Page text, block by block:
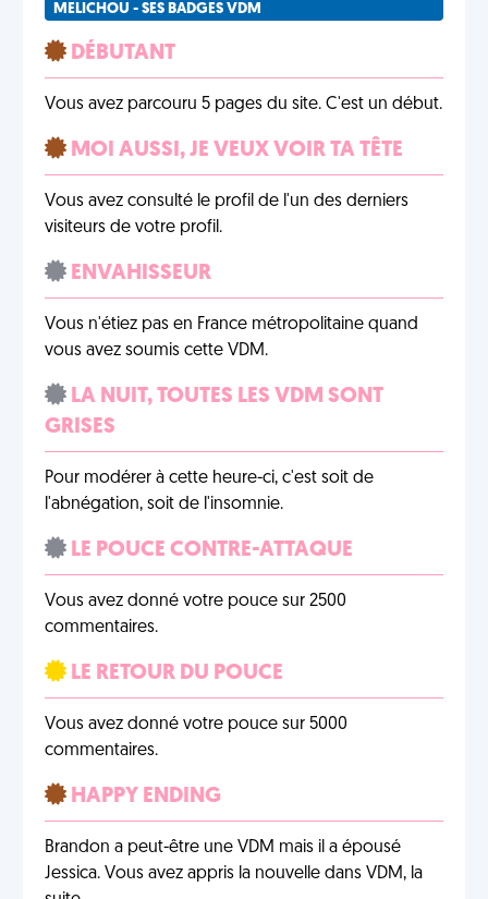
MELICHOU - SES BADGES VDM
DÉBUTANT
Vous avez parcouru 5 pages du site. C'est un début.
MOI AUSSI, JE VEUX VOIR TA TÊTE
Vous avez consulté le profil de l'un des derniers
visiteurs de votre profil.
ENVAHISSEUR
Vous n'étiez pas en France métropolitaine quand
vous avez soumis cette VDM.
LA NUIT, TOUTES LES VDM SONT
GRISES
Pour modérer à cette heure-ci, c'est soit de
l'abnégation, soit de l'insomnie.
LE POUCE CONTRE-ATTAQUE
Vous avez donné votre pouce sur 2500
commentaires.
LE RETOUR DU POUCE
Vous avez donné votre pouce sur 5000
commentaires.
HAPPY ENDING
Brandon a peut-être une VDM mais il a épousé
Jessica. Vous avez appris la nouvelle dans VDM, la